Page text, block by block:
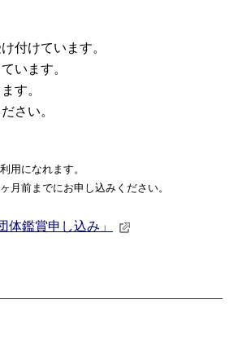
付けています。
います。
す。
さい。
用になれます。
月前までにお申し込みください。
鑑賞申し込み」